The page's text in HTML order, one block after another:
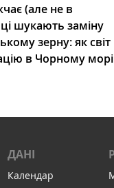
(але не в
шукають заміну
зерну: як світ
в Чорному морі
ДАНІ
Календар